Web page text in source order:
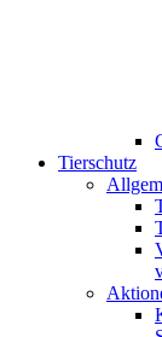
Tierschutz